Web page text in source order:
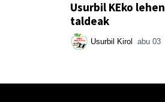
Usurbil KEko lehen
taldeak
Usurbil Kirol abu 03